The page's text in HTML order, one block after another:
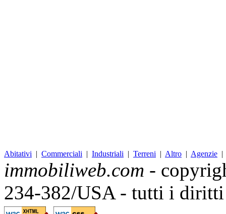
Abitativi | Commerciali | Industriali | Terreni | Altro | Agenzie
immobiliweb.com -
234-382/USA - tutti i